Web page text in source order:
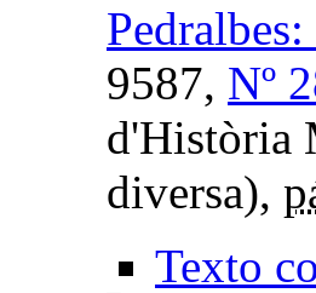
9587, Nº
d'Història
diversa),
Texto